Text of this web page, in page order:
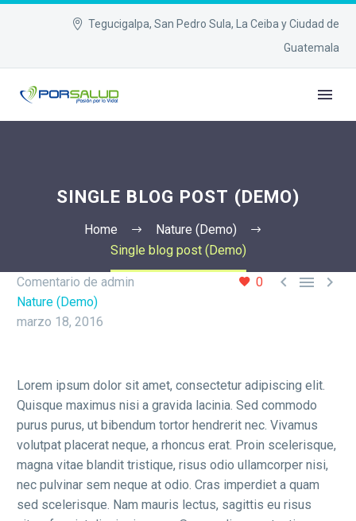
Tegucigalpa, San Pedro Sula, La Ceiba y Ciudad de
Guatemala
SINGLE BLOG POST (DEMO)
Home
Nature (Demo)
Single blog post (Demo)
0   
Comentario de admin
Nature (Demo)
marzo 18, 2016
Lorem ipsum dolor sit amet, consectetur adipiscing elit.
Quisque maximus nisi a gravida lacinia. Sed commodo
purus purus, ut bibendum tortor hendrerit nec. Vivamus
volutpat placerat neque, a rhoncus erat. Proin scelerisque,
magna vitae blandit tristique, risus odio ullamcorper nisi,
nec pulvinar sem neque at odio. Cras imperdiet a quam
sed scelerisque. Nam mauris lectus, sagittis eu risus